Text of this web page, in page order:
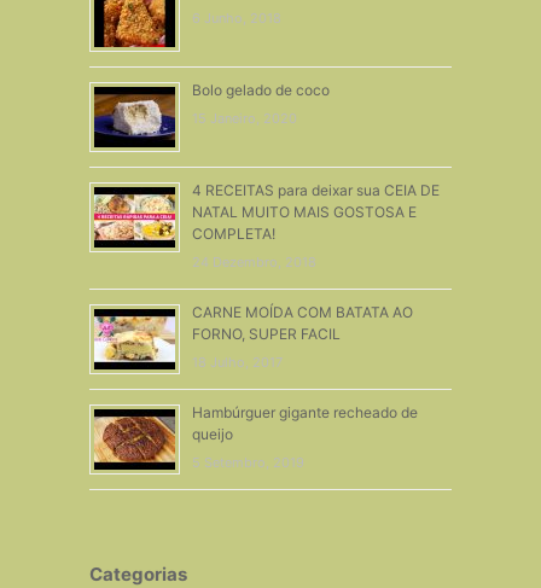
6 Junho, 2018
Bolo gelado de coco
15 Janeiro, 2020
4 RECEITAS para deixar sua CEIA DE
NATAL MUITO MAIS GOSTOSA E
COMPLETA!
24 Dezembro, 2018
CARNE MOÍDA COM BATATA AO
FORNO, SUPER FACIL
18 Julho, 2017
Hambúrguer gigante recheado de
queijo
5 Setembro, 2019
Categorias